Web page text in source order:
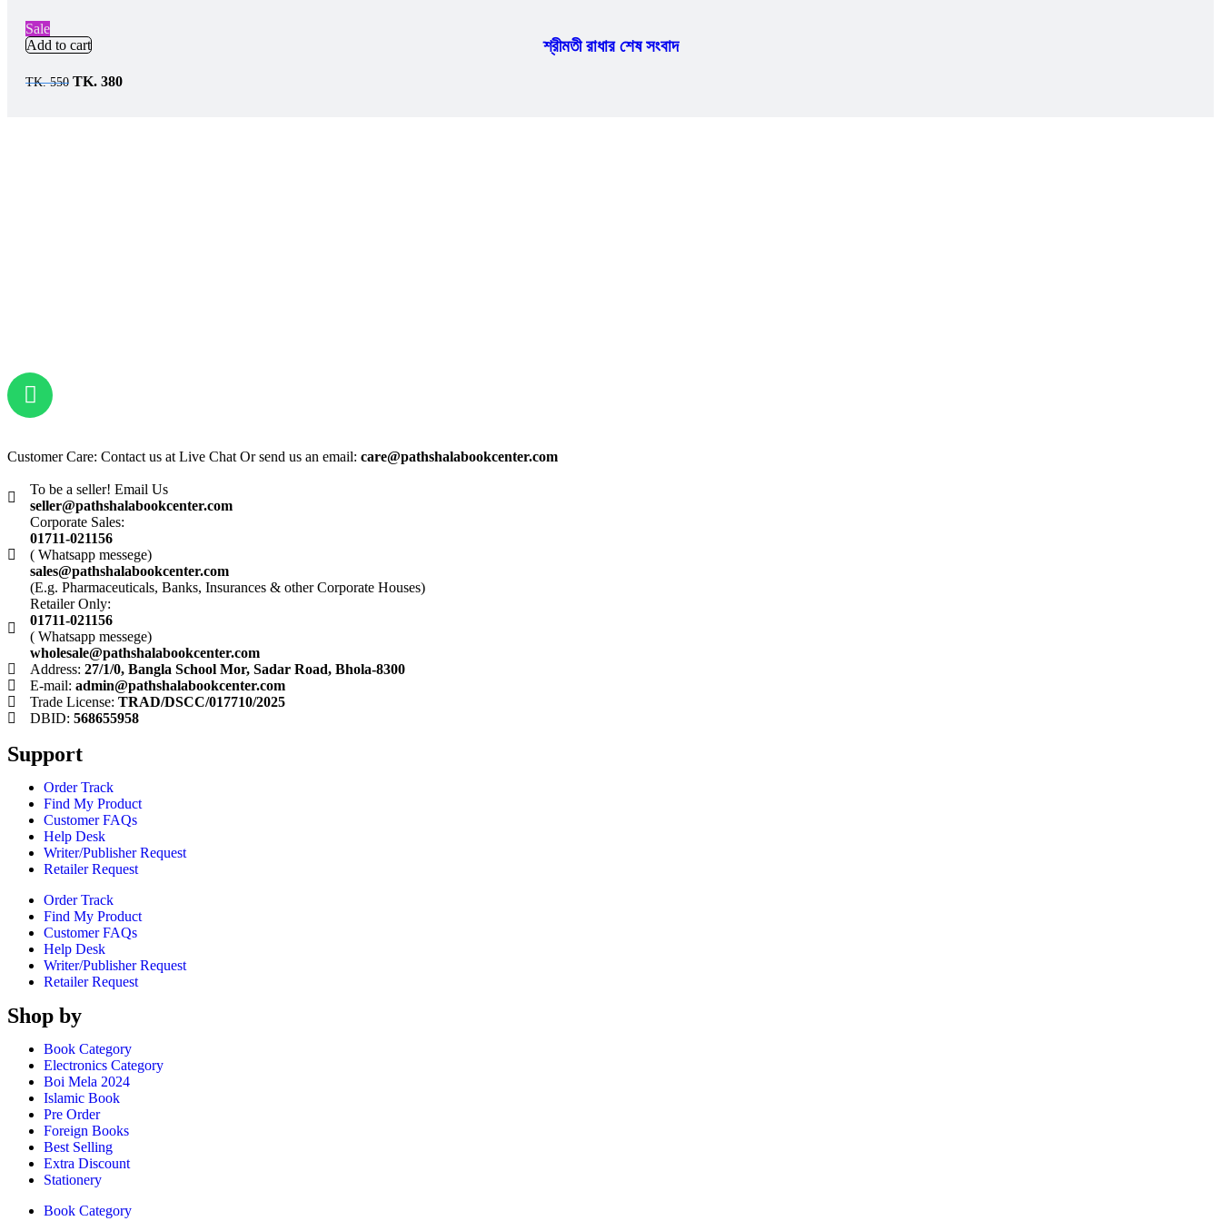
Sale
Add to cart
শ্রীমতী রাধার শেষ সংবাদ
TK.550 TK. 380
Customer Care: Contact us at Live Chat Or send us an email: care@pathshalabookcenter.com
To be a seller! Email Us
seller@pathshalabookcenter.com
Corporate Sales:
01711-021156
( Whatsapp messege)
sales@pathshalabookcenter.com
(E.g. Pharmaceuticals, Banks, Insurances & other Corporate Houses)
Retailer Only:
01711-021156
( Whatsapp messege)
wholesale@pathshalabookcenter.com
Address: 27/1/0, Bangla School Mor, Sadar Road, Bhola-8300
E-mail: admin@pathshalabookcenter.com
Trade License: TRAD/DSCC/017710/2025
DBID: 568655958
Support
Order Track
Find My Product
Customer FAQs
Help Desk
Writer/Publisher Request
Retailer Request
Order Track
Find My Product
Customer FAQs
Help Desk
Writer/Publisher Request
Retailer Request
Shop by
Book Category
Electronics Category
Boi Mela 2024
Islamic Book
Pre Order
Foreign Books
Best Selling
Extra Discount
Stationery
Book Category